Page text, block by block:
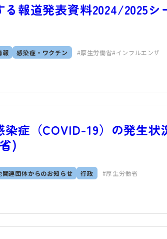
報道発表資料2024/2025シ
報 感染症・ワクチン 厚生労働省 インフルエンザ
症（COVID-19）の発生状
)
関連団体からのお知らせ 行政 厚生労働省